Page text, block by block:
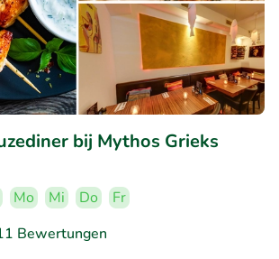
bij Mythos Grieks
Mo Mi Do
Fr
Bewertungen